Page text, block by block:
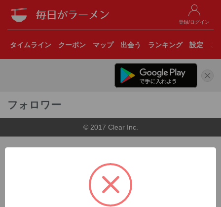
登録/ログイン
タイムライン クーポン マップ 出会う ランキング 設定
フォロワー
© 2017 Clear Inc.